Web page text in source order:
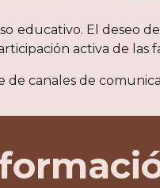
educativo. El deseo
activa de las
de canales de